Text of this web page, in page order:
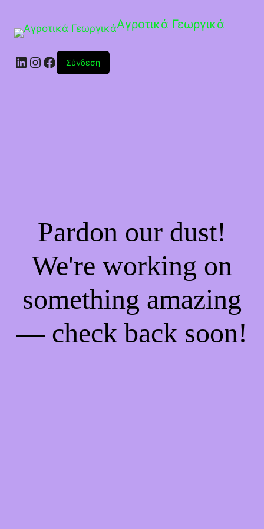
Αγροτικά Γεωργικά
Linkedin
Instagram
Facebook
Σύνδεση
Pardon our dust!
We're working on
something amazing
— check back soon!